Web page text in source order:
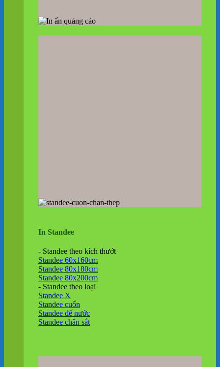
In Standee
- Standee theo kích thướt
Standee 60x160cm
Standee 80x180cm
Standee 80x200cm
- Standee theo loại
Standee X
Standee cuốn
Standee đế nước
Standee chân sắt